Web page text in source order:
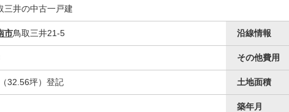
三井の中古一戸建
市鳥取三井21-5 沿線情報
その他費用
32.56坪）登記 土地面積
築年月